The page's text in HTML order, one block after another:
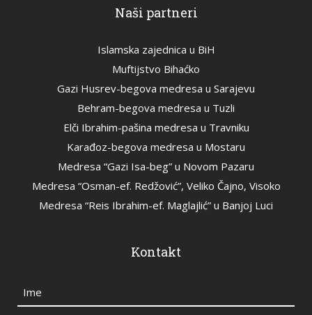
Naši partneri
Islamska zajednica u BiH
Muftijstvo Bihaćko
Gazi Husrev-begova medresa u Sarajevu
Behram-begova medresa u Tuzli
Elči Ibrahim-pašina medresa u Travniku
Karađoz-begova medresa u Mostaru
Medresa “Gazi Isa-beg” u Novom Pazaru
Medresa “Osman-ef. Redžović”, Veliko Čajno, Visoko
Medresa “Reis Ibrahim-ef. Maglajlić” u Banjoj Luci
Kontakt
Ime